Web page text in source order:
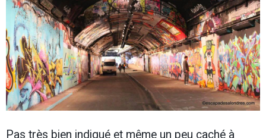
Pas très bien indiqué et même un peu caché à